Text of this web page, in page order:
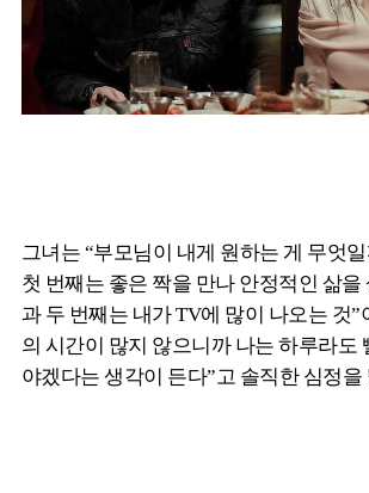
그녀는 “부모님이 내게 원하는 게 무엇
첫 번째는 좋은 짝을 만나 안정적인 삶을
과 두 번째는 내가 TV에 많이 나오는 것”
의 시간이 많지 않으니까 나는 하루라도
야겠다는 생각이 든다”고 솔직한 심정을